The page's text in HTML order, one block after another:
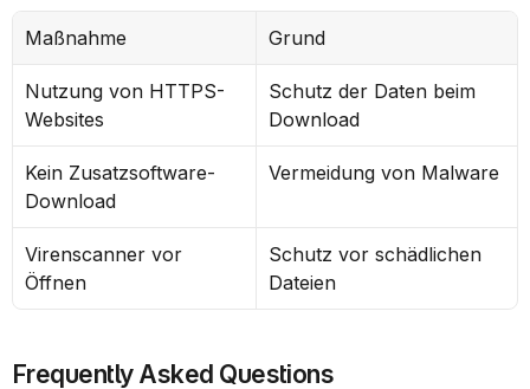
Maßnahme Grund
Nutzung von HTTPS-
Websites
Schutz der Daten beim
Download
Kein Zusatzsoftware-
Download
Vermeidung von Malware
Virenscanner vor
Öffnen
Schutz vor schädlichen
Dateien
Frequently Asked Questions